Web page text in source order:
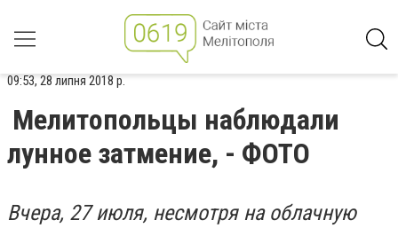
09:53, 28 липня 2018 р.
Мелитопольцы наблюдали
лунное затмение, - ФОТО
Вчера, 27 июля, несмотря на облачную